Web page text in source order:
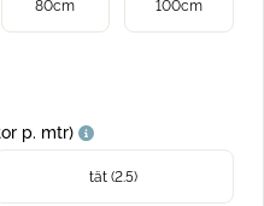
80cm 100cm
p. mtr)
tät (2.5)